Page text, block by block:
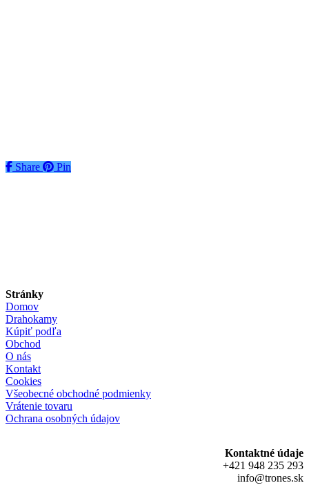
Share
Share Pin
Stránky
Domov
Drahokamy
Kúpiť podľa
Obchod
O nás
Kontakt
Cookies
Všeobecné obchodné podmienky
Vrátenie tovaru
Ochrana osobných údajov
Kontaktné údaje
+421 948 235 293
info@trones.sk